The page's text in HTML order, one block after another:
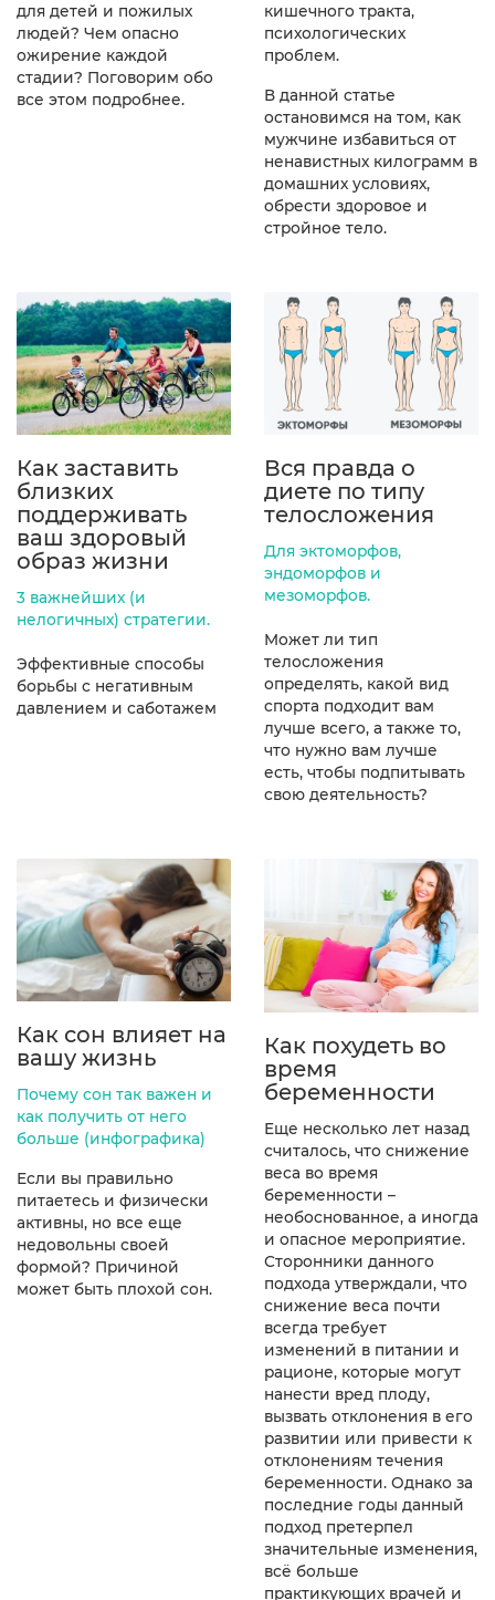
для детей и пожилых
людей? Чем опасно
ожирение каждой
стадии? Поговорим обо
все этом подробнее.
кишечного тракта,
психологических
проблем.
В данной статье
остановимся на том, как
мужчине избавиться от
ненавистных килограмм в
домашних условиях,
обрести здоровое и
стройное тело.
Как заставить
близких
поддерживать
ваш здоровый
образ жизни
3 важнейших (и
нелогичных) стратегии.
Эффективные способы
борьбы с негативным
давлением и саботажем
Вся правда о
диете по типу
телосложения
Для эктоморфов,
эндоморфов и
мезоморфов.
Может ли тип
телосложения
определять, какой вид
спорта подходит вам
лучше всего, а также то,
что нужно вам лучше
есть, чтобы подпитывать
свою деятельность?
Как сон влияет на
вашу жизнь
Почему сон так важен и
как получить от него
больше (инфографика)
Если вы правильно
питаетесь и физически
активны, но все еще
недовольны своей
формой? Причиной
может быть плохой сон.
Как похудеть во
время
беременности
Еще несколько лет назад
считалось, что снижение
веса во время
беременности –
необоснованное, а иногда
и опасное мероприятие.
Сторонники данного
подхода утверждали, что
снижение веса почти
всегда требует
изменений в питании и
рационе, которые могут
нанести вред плоду,
вызвать отклонения в его
развитии или привести к
отклонениям течения
беременности. Однако за
последние годы данный
подход претерпел
значительные изменения,
всё больше
практикующих врачей и